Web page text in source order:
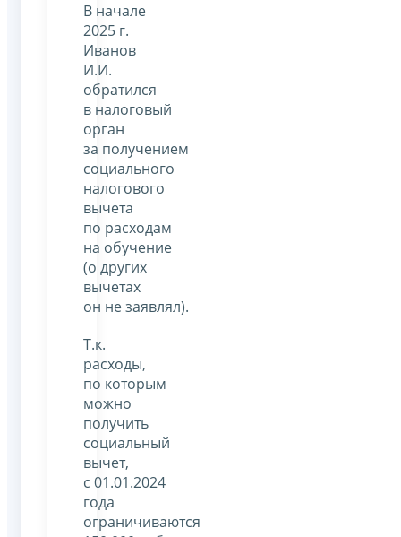
В начале
2025 г.
Иванов
И.И.
обратился
в налоговый
орган
за получением
социального
налогового
вычета
по расходам
на обучение
(о других
вычетах
он не заявлял).
Т.к.
расходы,
по которым
можно
получить
социальный
вычет,
с 01.01.2024
года
ограничиваются